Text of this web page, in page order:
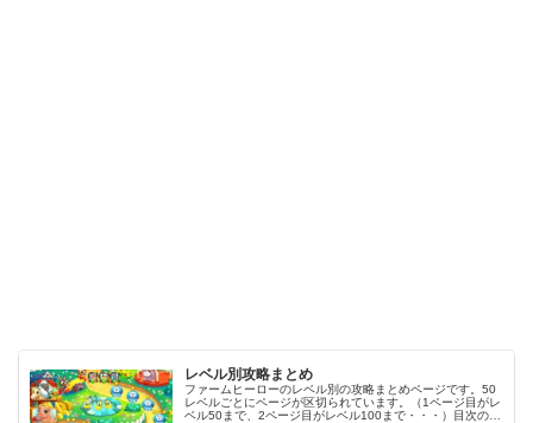
レベル別攻略まとめ
ファームヒーローのレベル別の攻略まとめページです。50
レベルごとにページが区切られています。（1ページ目がレ
ベル50まで、2ページ目がレベル100まで・・・）目次のリ